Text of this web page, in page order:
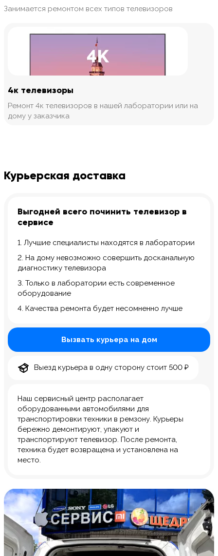
Занимается ремонтом всех типов телевизоров
4к телевизоры
Ремонт 4к телевизоров в нашей лаборатории или на
дому у заказчика
Курьерская доставка
Выгодней всего починить телевизор в
сервисе
1. Лучшие специалисты находятся в лаборатории
2. На дому невозможно совершить досканальную
диагностику телевизора
3. Только в лаборатории есть современное
оборудование
4. Качества ремонта будет несомненно лучше
Наш сервисный центр располагает
оборудованными автомобилями для
транспортировки техники в ремзону. Курьеры
бережно демонтируют, упакуют и
транспортируют телевизор. После ремонта,
техника будет возвращена и установлена на
место.
Вызвать курьера на дом
Выезд курьера в одну сторону стоит 500 ₽